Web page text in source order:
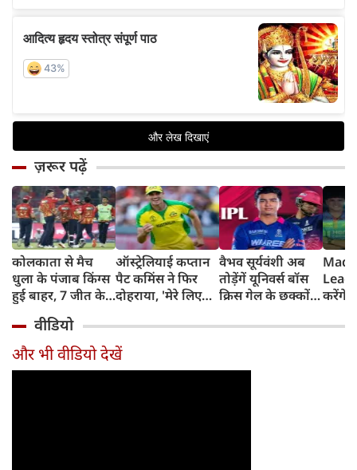
ज़रूर पढ़ें
कोलकाता से मैच
धुला के पंजाब किंग्स
हुई बाहर, 7 जीत के
बाद 6 हार
ऑस्ट्रेलियाई कप्तान
पैट कमिंस ने फिर
दोहराया, 'मेरे लिए
वैभव सूर्यवंशी अब
तोड़ेंगें यूनिवर्स बॉस
क्रिस गेल के छक्कों
करेंगे
टीम में
वीडियो
और भी वीडियो देखें